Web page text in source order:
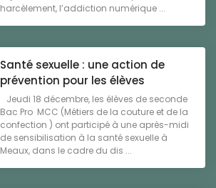
harcèlement, l’addiction numérique ...
Santé sexuelle : une action de
prévention pour les élèves
Jeudi 18 décembre, les élèves de seconde
Bac Pro MCC (Métiers de la couture et de la
confection ) ont participé à une après-midi
de sensibilisation à la santé sexuelle à
Meaux, dans le cadre du dis ...